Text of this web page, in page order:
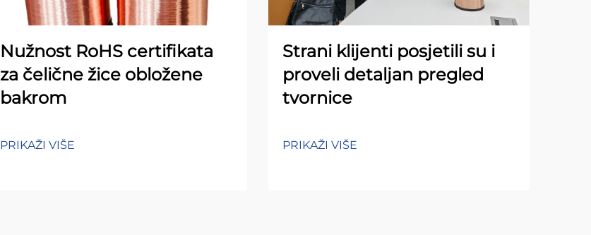
Nužnost RoHS certifikata
za čelične žice obložene
bakrom
PRIKAŽI VIŠE
Strani klijenti posjetili su i
proveli detaljan pregled
tvornice
PRIKAŽI VIŠE